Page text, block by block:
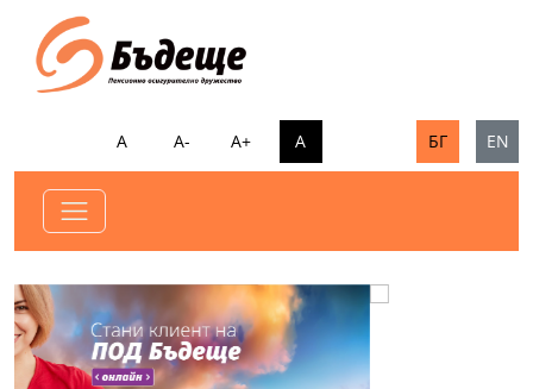
А А- А+ А БГ EN